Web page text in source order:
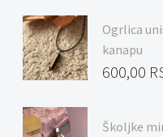
Ogrlica
kanapu
600,00
Školjke